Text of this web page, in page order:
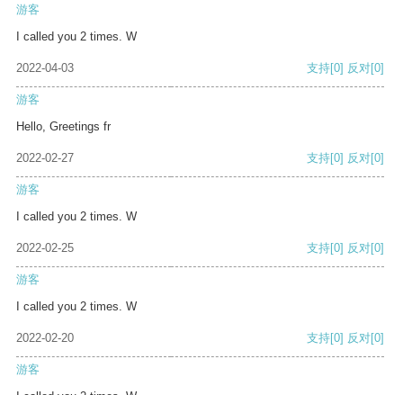
游客
I called you 2 times. W
2022-04-03 支持[0] 反对[0]
游客
Hello, Greetings fr
2022-02-27 支持[0] 反对[0]
游客
I called you 2 times. W
2022-02-25 支持[0] 反对[0]
游客
I called you 2 times. W
2022-02-20 支持[0] 反对[0]
游客